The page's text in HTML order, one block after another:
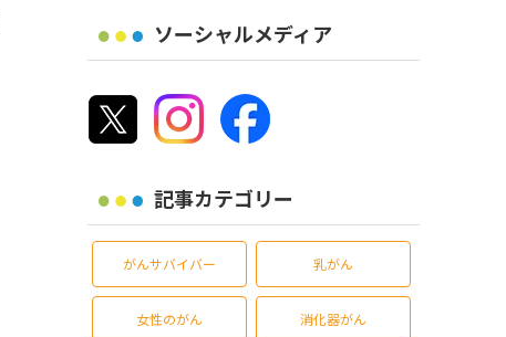
ソーシャルメディア
記事カテゴリー
がんサバイバー 乳がん
女性のがん 消化器がん